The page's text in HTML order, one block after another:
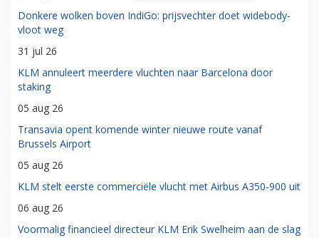
Donkere wolken boven IndiGo: prijsvechter doet widebody-
vloot weg
31 jul 26
KLM annuleert meerdere vluchten naar Barcelona door
staking
05 aug 26
Transavia opent komende winter nieuwe route vanaf
Brussels Airport
05 aug 26
KLM stelt eerste commerciële vlucht met Airbus A350-900 uit
06 aug 26
Voormalig financieel directeur KLM Erik Swelheim aan de slag